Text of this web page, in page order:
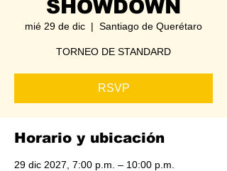
SHOWDOWN
mié 29 de dic
  |
Santiago de Querétaro
TORNEO DE STANDARD
RSVP
Horario y ubicación
29 dic 2027, 7:00 p.m. – 10:00 p.m.